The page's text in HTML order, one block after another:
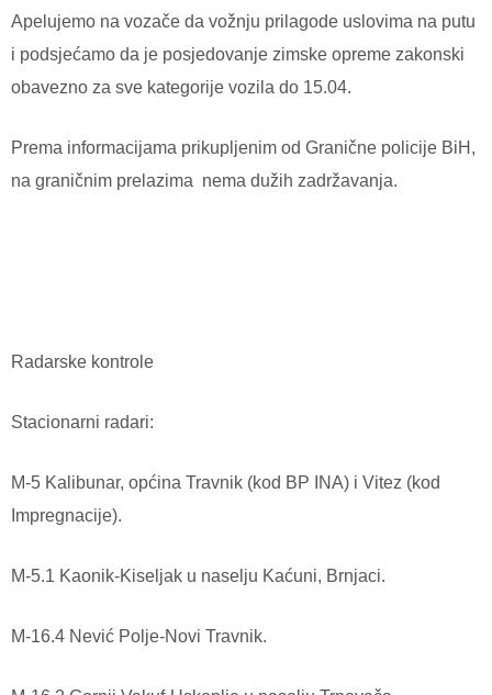
Apelujemo na vozače da vožnju prilagode uslovima na putu
i podsjećamo da je posjedovanje zimske opreme zakonski
obavezno za sve kategorije vozila do 15.04.
Prema informacijama prikupljenim od Granične policije BiH,
na graničnim prelazima nema dužih zadržavanja.
Radarske kontrole
Stacionarni radari:
M-5 Kalibunar, općina Travnik (kod BP INA) i Vitez (kod
Impregnacije).
M-5.1 Kaonik-Kiseljak u naselju Kaćuni, Brnjaci.
M-16.4 Nević Polje-Novi Travnik.